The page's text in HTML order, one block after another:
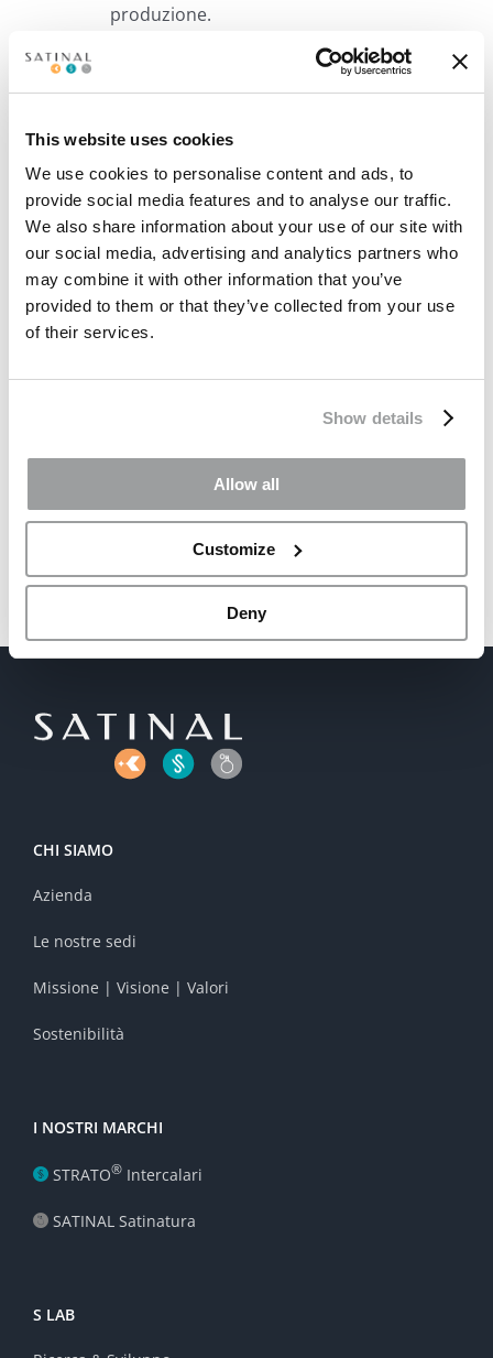
This website uses cookies
We use cookies to personalise content and ads, to
provide social media features and to analyse our traffic.
We also share information about your use of our site with
our social media, advertising and analytics partners who
may combine it with other information that you’ve
provided to them or that they’ve collected from your use
of their services.
Show details
Allow all
Customize
Deny
produzione.
Progetto presentato con l’aiuto diKPS
Financial Lab
Post correlati
STRATO® EVA
l’eccellenza 100%
Made in Italy
CHI SIAMO
Azienda
Le nostre sedi
Missione | Visione | Valori
Sostenibilità
I NOSTRI MARCHI
STRATO® Intercalari
SATINAL Satinatura
S LAB